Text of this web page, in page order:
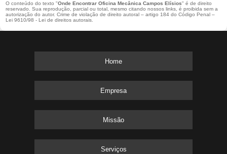
O conteúdo do texto "Onde Encontrar Oficina Mecânica Campos Elísios" é de direito
reservado. Sua reprodução, parcial ou total, mesmo citando nossos links, é proibida sem a
autorização do autor. Crime de violação de direito autoral – artigo 184 do Código Penal –
Lei 9610/98 - Lei de direitos autorais.
Home
Empresa
Missão
Serviços